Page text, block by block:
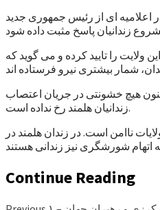
اعلامیه ای از رئیس جمهوری جدید
ولایت را تایید کرده و می گوید که
هیچ خشونتی در جریان اعتصاب
زندانیان هلمند رخ نداده است.
ناامن است. در زندان هلمند در
Continue Reading